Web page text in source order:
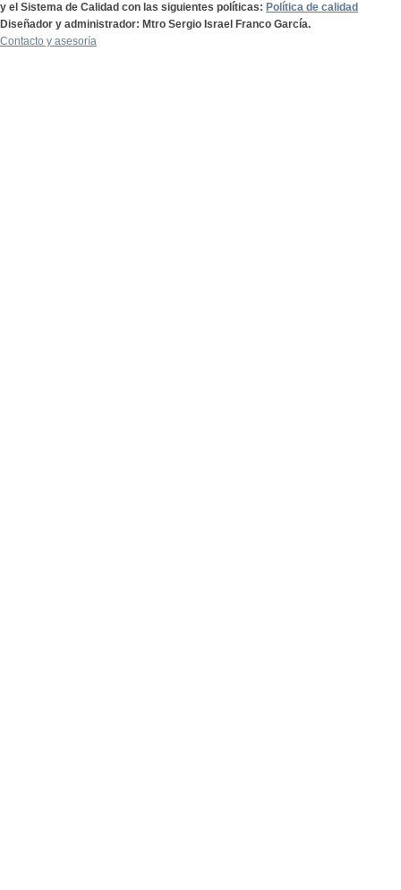
y el Sistema de Calidad con las siguientes políticas: Política de calidad
Diseñador y administrador: Mtro Sergio Israel Franco García.
Contacto y asesoría